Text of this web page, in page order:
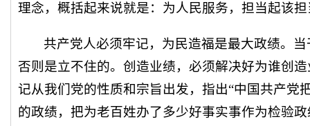
理念，概括起来说就是：为人民服务，担当起该担
共产党人必须牢记，为民造福是最大政绩。
否则是立不住的。创造业绩，必须解决好为谁创
记从我们党的性质和宗旨出发，指出“中国共产党
的政绩，把为老百姓办了多少好事实事作为检验